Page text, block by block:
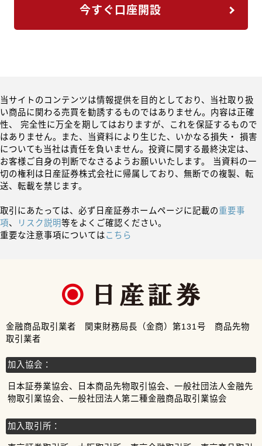
今すぐ口座開設
当サイトのコンテンツは情報提供を目的としており、当社取り扱
い商品に関わる売買を勧誘するものではありません。内容は正確
性、 完全性に万全を期してはおりますが、これを保証するもので
はありません。また、当資料により生じた、いかなる損失・ 損害
についても当社は責任を負いません。投資に関する最終決定は、
お客様ご自身の判断でなさるようお願いいたします。 当資料の一
切の権利は日産証券株式会社に帰属しており、無断での複製、転
送、転載を禁じます。
取引にあたっては、必ず日産証券ホームページに記載の重要事
項、 リスク説明等をよくご確認ください。
重要な注意事項についてはこちら
金融商品取引業者 関東財務局長（金商）第131号 商品先物
取引業者
加入協会：
日本証券業協会、日本商品先物取引協会、一般社団法人金融先
物取引業協会、一般社団法人第二種金融商品取引業協会
加入取引所：